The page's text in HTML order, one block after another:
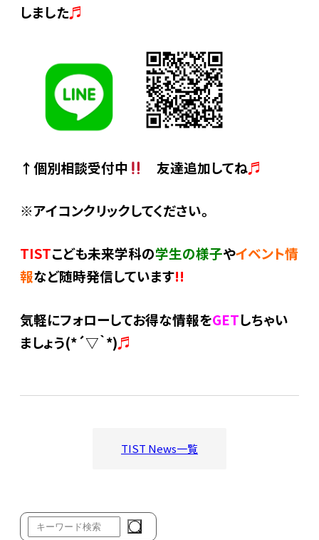
しました♬
↑個別相談受付中 友達追加してね♬
※アイコンクリックしてください。
TISTこども未来学科の学生の様子やイベント情
報など随時発信しています!!
気軽にフォローしてお得な情報をGETしちゃい
ましょう(*´▽｀*)♬
TIST News一覧